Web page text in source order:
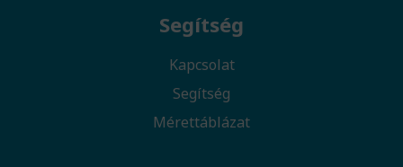
Segítség
Kapcsolat
Segítség
Mérettáblázat